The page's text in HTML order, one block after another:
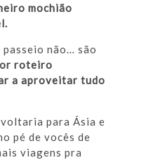
mochião
passeio não… são
roteiro
a aproveitar tudo
para Ásia e
pé de vocês de
viagens pra